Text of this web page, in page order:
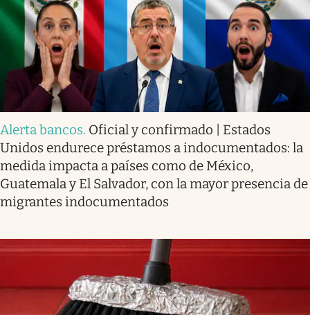
Alerta bancos. Oficial y confirmado | Estados
Unidos endurece préstamos a indocumentados: la
medida impacta a países como de México,
Guatemala y El Salvador, con la mayor presencia de
migrantes indocumentados